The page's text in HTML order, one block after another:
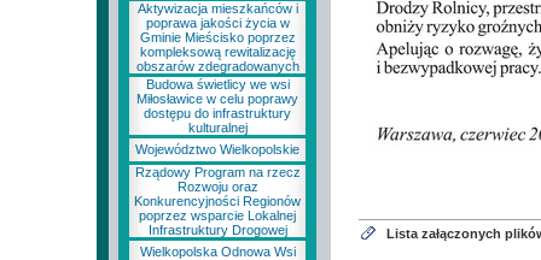
Aktywizacja mieszkańców i
poprawa jakości życia w
Gminie Mieścisko poprzez
kompleksową rewitalizację
obszarów zdegradowanych
Budowa świetlicy we wsi
Miłosławice w celu poprawy
dostępu do infrastruktury
kulturalnej
Województwo Wielkopolskie
Rządowy Program na rzecz
Rozwoju oraz
Konkurencyjności Regionów
poprzez wsparcie Lokalnej
Infrastruktury Drogowej
Wielkopolska Odnowa Wsi
Lista załączonych